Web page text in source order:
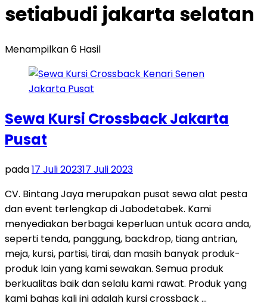
setiabudi jakarta selatan
Menampilkan 6 Hasil
Sewa Kursi Crossback Jakarta
Pusat
pada17 Juli 202317 Juli 2023
CV. Bintang Jaya merupakan pusat sewa alat pesta
dan event terlengkap di Jabodetabek. Kami
menyediakan berbagai keperluan untuk acara anda,
seperti tenda, panggung, backdrop, tiang antrian,
meja, kursi, partisi, tirai, dan masih banyak produk-
produk lain yang kami sewakan. Semua produk
berkualitas baik dan selalu kami rawat. Produk yang
kami bahas kali ini adalah kursi crossback …